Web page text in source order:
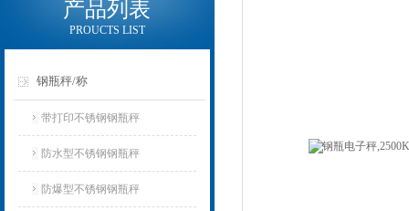
产品列表
PROUCTS LIST
钢瓶秤/称
带打印不锈钢钢瓶秤
防水型不锈钢钢瓶秤
防爆型不锈钢钢瓶秤